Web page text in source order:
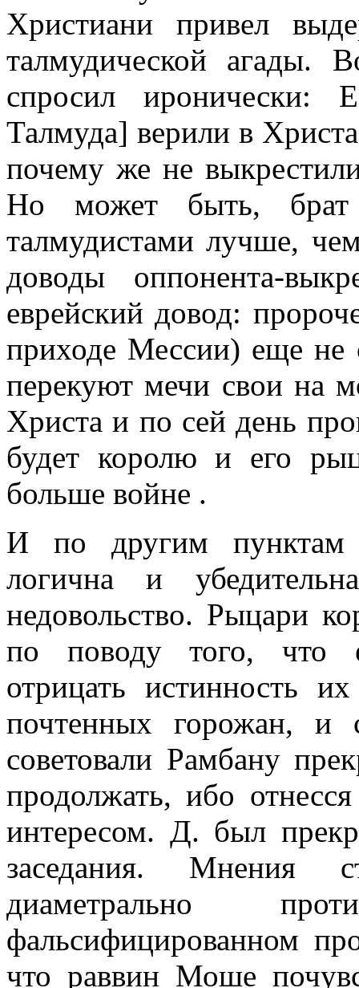
Христиани привел
талмудической агады.
спросил иронически:
Талмуда] верили в
почему же не
Но может быть, брат
талмудистами лучше,
доводы оппонента-
еврейский довод:
приходе Мессии) еще не
перекуют мечи свои на
Христа и по сей день
будет королю и его
больше войне .
И по другим пунктам
логична и
недовольство. Рыцари
по поводу того, что
отрицать истинность
почтенных горожан, и
советовали Рамбану
продолжать, ибо
интересом. Д. был
заседания. Мнения
диаметрально
фальсифицированном
что раввин Моше